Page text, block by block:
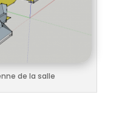
de la salle